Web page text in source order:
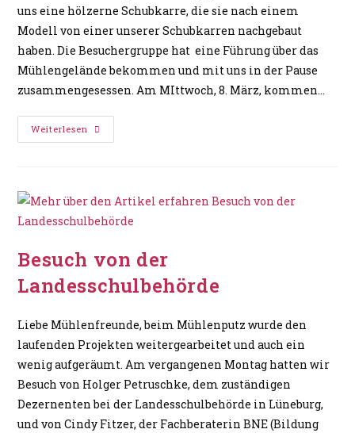
uns eine hölzerne Schubkarre, die sie nach einem
Modell von einer unserer Schubkarren nachgebaut
haben. Die Besuchergruppe hat eine Führung über das
Mühlengelände bekommen und mit uns in der Pause
zusammengesessen. Am MIttwoch, 8. März, kommen…
Weiterlesen
Besuch von der
Landesschulbehörde
Liebe Mühlenfreunde, beim Mühlenputz wurde den
laufenden Projekten weitergearbeitet und auch ein
wenig aufgeräumt. Am vergangenen Montag hatten wir
Besuch von Holger Petruschke, dem zuständigen
Dezernenten bei der Landesschulbehörde in Lüneburg,
und von Cindy Fitzer, der Fachberaterin BNE (Bildung